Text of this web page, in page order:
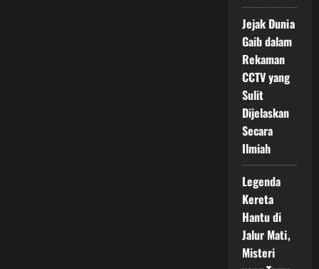
Jejak Dunia
Gaib dalam
Rekaman
CCTV yang
Sulit
Dijelaskan
Secara
Ilmiah
Legenda
Kereta
Hantu di
Jalur Mati,
Misteri